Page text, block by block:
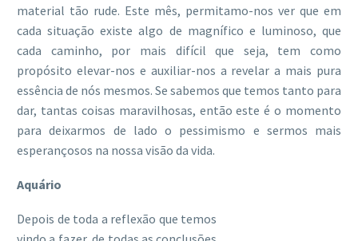
material tão rude. Este mês, permitamo-nos ver que em
cada situação existe algo de magnífico e luminoso, que
cada caminho, por mais difícil que seja, tem como
propósito elevar-nos e auxiliar-nos a revelar a mais pura
essência de nós mesmos. Se sabemos que temos tanto para
dar, tantas coisas maravilhosas, então este é o momento
para deixarmos de lado o pessimismo e sermos mais
esperançosos na nossa visão da vida.
Aquário
Depois de toda a reflexão que temos